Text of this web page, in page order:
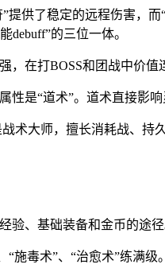
供了稳定的远程伤害，
debuff”的三位一体。
在打BOSS和团战中价值
是“道术”。道术直接影
术大师，擅长消耗战、持
、基础装备和金币的途
施毒术”、“治愈术”练满